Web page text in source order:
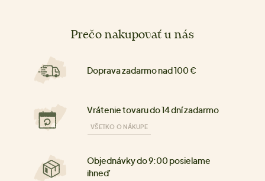
Prečo nakupovať u nás
Doprava zadarmo nad 100 €
Vrátenie tovaru do 14 dní zadarmo
VŠETKO O NÁKUPE
Objednávky do 9:00 posielame
ihneď